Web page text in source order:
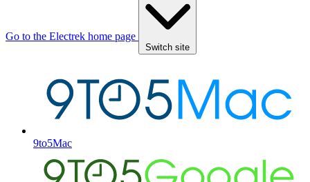
Go to the Electrek home page
Switch site
9to5Mac